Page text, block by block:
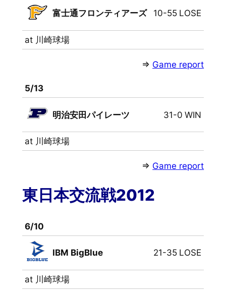
富士通フロンティアーズ 10-55 LOSE
at 川崎球場
⇒ Game report
5/13
明治安田パイレーツ 31-0 WIN
at 川崎球場
⇒ Game report
東日本交流戦2012
6/10
IBM BigBlue 21-35 LOSE
at 川崎球場